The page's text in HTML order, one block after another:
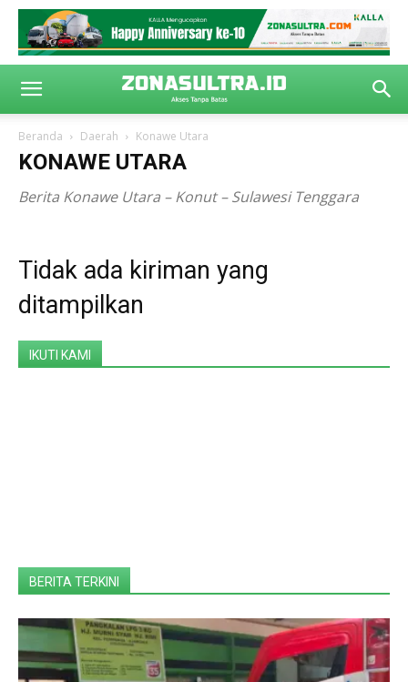
Beranda Daerah Konawe Utara
KONAWE UTARA
Berita Konawe Utara – Konut – Sulawesi Tenggara
Tidak ada kiriman yang
ditampilkan
IKUTI KAMI
BERITA TERKINI